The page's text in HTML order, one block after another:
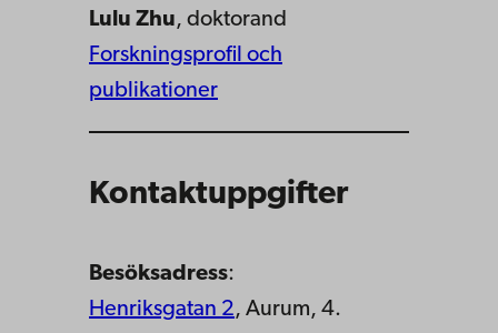
Lulu Zhu, doktorand
Forskningsprofil och
publikationer
Kontaktuppgifter
Besöksadress:
Henriksgatan 2, Aurum, 4.